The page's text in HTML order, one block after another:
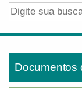
Documentos